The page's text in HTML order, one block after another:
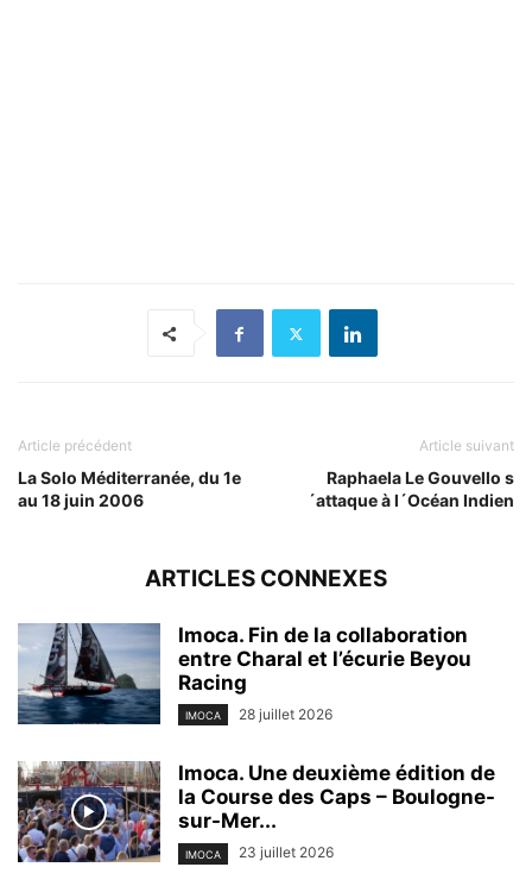
Article précédent
La Solo Méditerranée, du 1e
au 18 juin 2006
Article suivant
Raphaela Le Gouvello s
´attaque à l´Océan Indien
ARTICLES CONNEXES
Imoca. Fin de la collaboration
entre Charal et l’écurie Beyou
Racing
IMOCA 28 juillet 2026
Imoca. Une deuxième édition de
la Course des Caps – Boulogne-
sur-Mer...
IMOCA 23 juillet 2026